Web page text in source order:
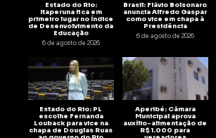
Estado do Rio:
Itaperuna fica em
primeiro lugar no Índice
de Desenvolvimento da
Educação
6 de agosto de 2026
Brasil: Flávio Bolsonaro
anuncia Alfredo Gaspar
como vice em chapa à
Presidência
6 de agosto de 2026
Estado do Rio: PL
escolhe Fernanda
Louback para vice na
chapa de Douglas Ruas
Aperibé: Câmara
Municipal aprova
auxílio-alimentação de
R$ 1.000 para